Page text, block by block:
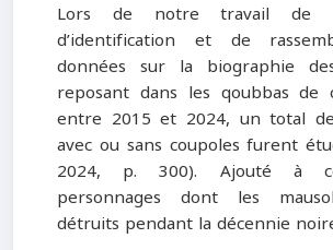
Lors de notre travail de
d’identification et de
données sur la biographie
reposant dans les qoubbas de
entre 2015 et 2024, un total
avec ou sans coupoles furent
2024, p. 300). Ajouté à
personnages dont les
détruits pendant la décennie